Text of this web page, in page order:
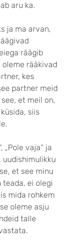
aru ka.
ja ma arvan,
räägib
rääkivad
kes
partner meid
et meil on,
siis
„Pole vaja“ ja
uudishimulikku
et see minu
teada, ei olegi
mida rohkem
oleme asju
talle